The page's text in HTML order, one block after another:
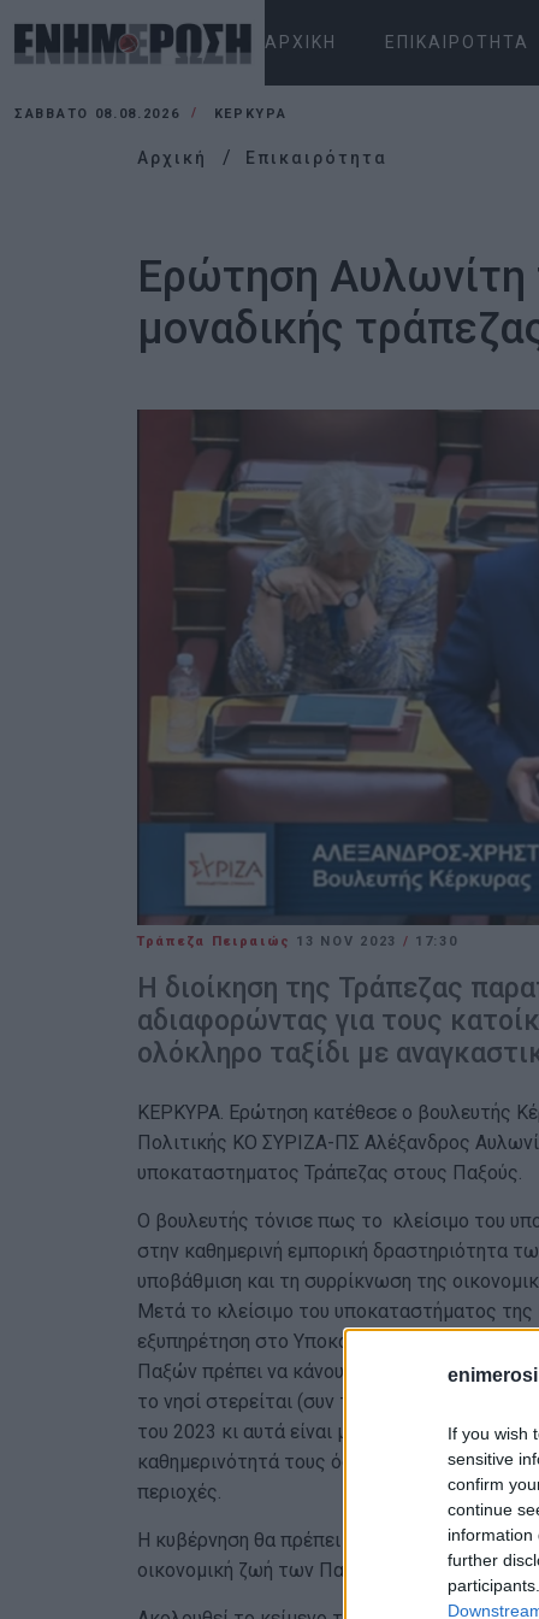
If you wish
sensitive
confirm
continue
information
further
ΑΡΧΙΚΉ ΕΠΙΚΑΙΡΌΤΗΤΑ
ΣΆΒΒΑΤΟ 08.08.2026 ΚΕΡΚΥΡΑ
Αρχική Επικαιρότητα
Ερώτηση Αυλωνίτη
μοναδικής
Τράπεζα Πειραιώς 13 NOV 2023 / 17:30
Η διοίκηση της Τράπεζας
αδιαφορώντας για τους
ολόκληρο ταξίδι με
ΚΕΡΚΥΡΑ. Ερώτηση κατέθεσε ο βουλευτής
Πολιτικής ΚΟ ΣΥΡΙΖΑ-ΠΣ Αλέξανδρος
υποκαταστηματος Τράπεζας στους Παξούς.
Ο βουλευτής τόνισε πως το κλείσιμο του
στην καθημερινή εμπορική δραστηριότητα
υποβάθμιση και τη συρρίκνωση της
Μετά το κλείσιμο του υποκαταστήματος της
εξυπηρέτηση στο Υποκατάστημα Κέρκυρας,
Παξών πρέπει να κάνουν ολόκληρο ταξίδι με
το νησί στερείται (συν των άλλων) και
του 2023 κι αυτά είναι μερικά από τα πολύ
καθημερινότητά τους όσοι επιλέξουν να
περιοχές.
Η κυβέρνηση θα πρέπει να μεριμνήσει για
οικονομική ζωή των Παξινών.